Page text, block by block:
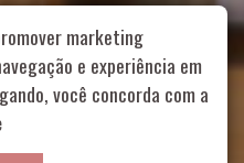
São Paulo – SP | 55 11
marketing
e experiência em
você concorda com a